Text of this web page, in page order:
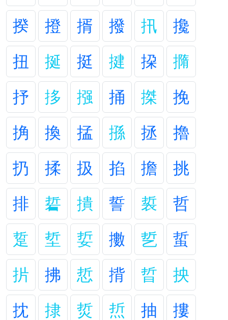
揆
撜 揟 撥 扟
攙
扭
挻 挺 揵 挅
撱
抒
拸 摾 捅 搩
挽
捔
換 掹 搎 拯
擼
扔
揉 扱 掐 擔
挑
排
硩 撌 誓 裚
哲
踅
埑 娎 擻 乴
蜇
扸
拂 悊 揹 晢
抰
抌
捸 烲 焎 抽
摟